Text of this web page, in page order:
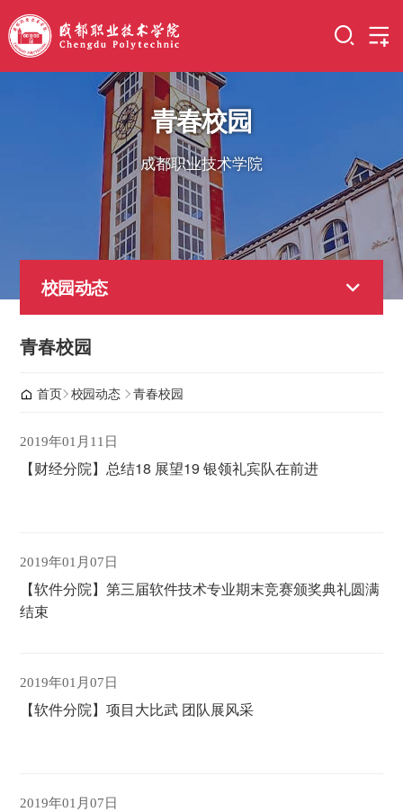
青春校园
成都职业技术学院
校园动态
青春校园
首页 校园动态 青春校园
2019年01月11日
【财经分院】总结18 展望19 银领礼宾队在前进
2019年01月07日
【软件分院】第三届软件技术专业期末竞赛颁奖典礼圆满
结束
2019年01月07日
【软件分院】项目大比武 团队展风采
2019年01月07日